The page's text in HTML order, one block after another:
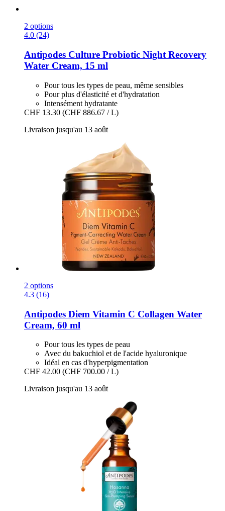
2 options
4.0 (24)
Antipodes Culture Probiotic Night Recovery
Water Cream, 15 ml
Pour tous les types de peau, même sensibles
Pour plus d'élasticité et d'hydratation
Intensément hydratante
CHF 13.30 (CHF 886.67 / L)
Livraison jusqu'au 13 août
2 options
4.3 (16)
Antipodes Diem Vitamin C Collagen Water
Cream, 60 ml
Pour tous les types de peau
Avec du bakuchiol et de l'acide hyaluronique
Idéal en cas d'hyperpigmentation
CHF 42.00 (CHF 700.00 / L)
Livraison jusqu'au 13 août